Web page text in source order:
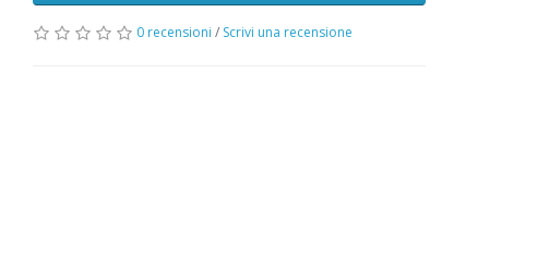
0 recensioni / Scrivi una recensione